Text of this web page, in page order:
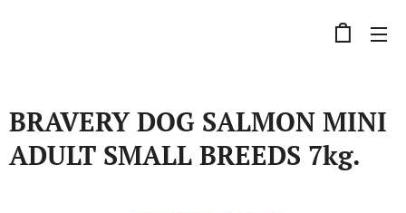
BRAVERY DOG SALMON MINI
ADULT SMALL BREEDS 7kg.